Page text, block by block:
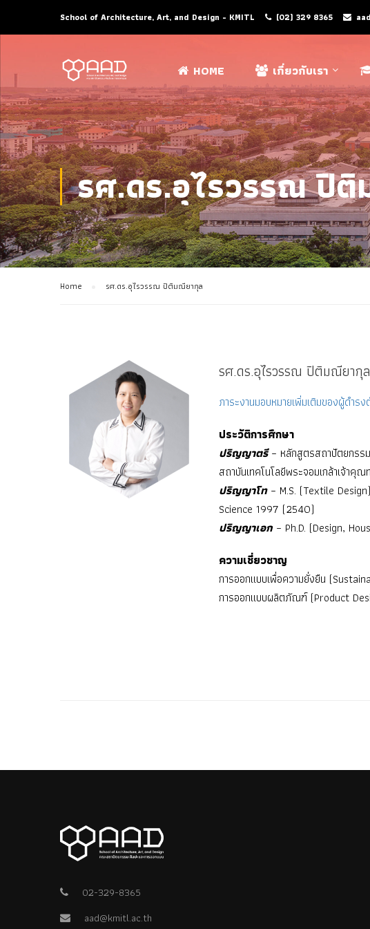
School of Architecture, Art, and Design - KMITL (02) 329 8365
HOME เกี่ยวกับเรา
รศ.ดร.อุไรวรรณ ปิ
Home รศ.ดร.อุไรวรรณ ปิติมณียากุล
รศ.ดร.อุไรวรรณ ปิติมณียากุล
ภาระงานมอบหมายเพิ่มเติมของผู้ดำรง
ประวัติการศึกษา
ปริญญาตรี– หลักสูตรสถาปัตยกรร
สถาบันเทคโนโลยีพระจอมเกล้าเจ้าคุ
ปริญญาโท– M.S. (Textile
Science 1997 (2540)
ปริญญาเอก– Ph.D. (Design,
ความเชี่ยวชาญ
การออกแบบเพื่อความยั่งยืน
การออกแบบผลิตภัณฑ์ (Product
02-329-8365
aad@kmitl.ac.th